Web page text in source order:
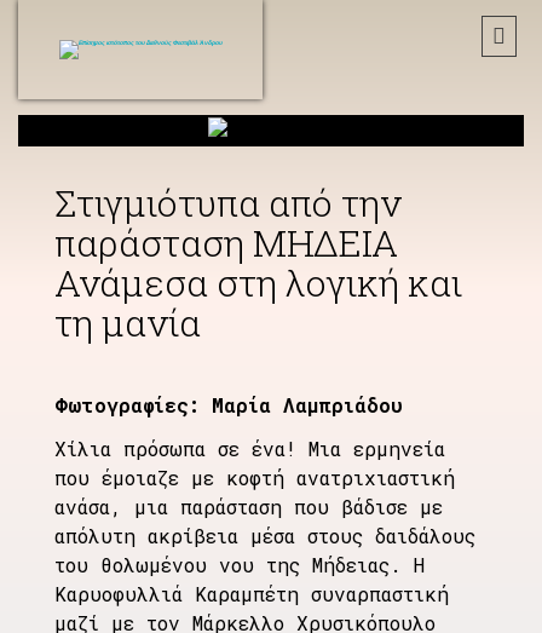
Στιγμιότυπα από την
παράσταση ΜΗΔΕΙΑ
Ανάμεσα στη λογική και
τη μανία
Φωτογραφίες: Μαρία Λαμπριάδου
Χίλια πρόσωπα σε ένα! Μια ερμηνεία
που έμοιαζε με κοφτή ανατριχιαστική
ανάσα, μια παράσταση που βάδισε με
απόλυτη ακρίβεια μέσα στους δαιδάλους
του θολωμένου νου της Μήδειας. Η
Καρυοφυλλιά Καραμπέτη συναρπαστική
μαζί με τον Μάρκελλο Χρυσικόπουλο